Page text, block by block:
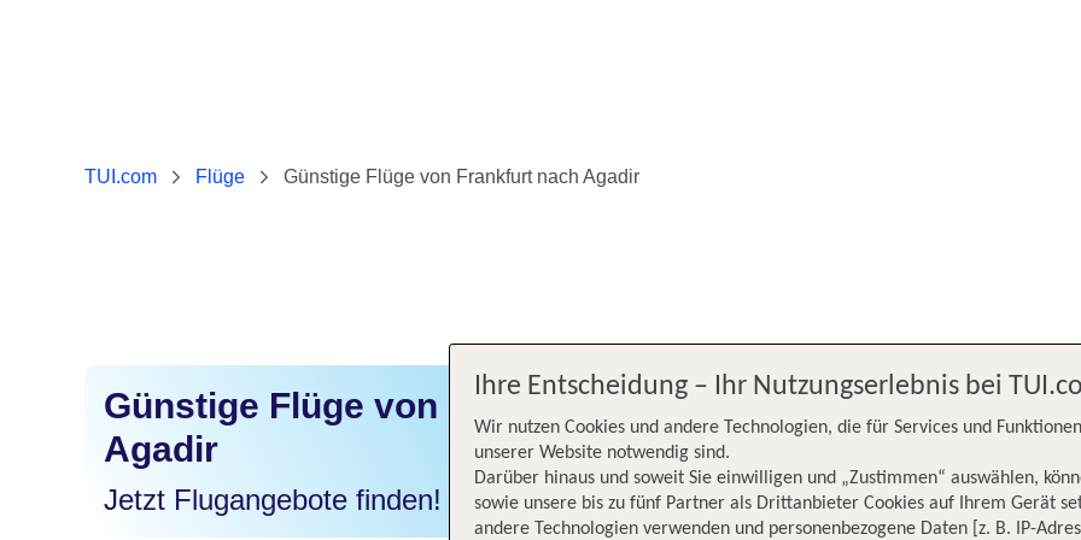
TUI.com Flüge Günstige Flüge von Frankfurt nach Agadir
Günstige Flüge von Frankfurt nach
Agadir
Jetzt Flugangebote finden!
Ihre Entscheidung – Ihr Nutzungserlebnis bei
Wir nutzen Cookies und andere Technologien, die für Services und
unserer Website notwendig sind.
Darüber hinaus und soweit Sie einwilligen und „Zustimmen“ auswählen,
sowie unsere bis zu fünf Partner als Drittanbieter Cookies auf Ihrem Gerät
andere Technologien verwenden und personenbezogene Daten [z. B. IP-